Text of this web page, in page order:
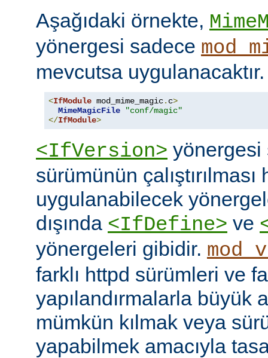
Aşağıdaki örnekte,
yönergesi sadece
mevcutsa uygulanacaktır.
<IfModule mod_mime_magic. c>
MimeMagicFile
"conf/magic"
</IfModule>
<IfVersion> yönergesi
sürümünün çalıştırılması
uygulanabilecek
dışında <IfDefine> ve
yönergeleri gibidir.
farklı httpd sürümleri ve
yapılandırmalarla büyük
mümkün kılmak veya
yapabilmek amacıyla